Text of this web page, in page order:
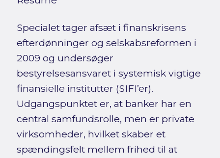
Specialet tager afsæt i finanskrisens
efterdønninger og selskabsreformen i
2009 og undersøger
bestyrelsesansvaret i systemisk vigtige
finansielle institutter (SIFI’er).
Udgangspunktet er, at banker har en
central samfundsrolle, men er private
virksomheder, hvilket skaber et
spændingsfelt mellem frihed til at